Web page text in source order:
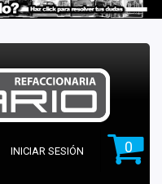
0
INICIAR SESIÓN